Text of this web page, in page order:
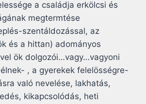
a családja erkölcsi és
megtermtése
szentáldozással, az
és a hittan) adományos
ök dolgozói…vagy…vagyoni
, a gyerekek felelösségre-
való nevelése, lakhatás,
kikapcsolódás, heti